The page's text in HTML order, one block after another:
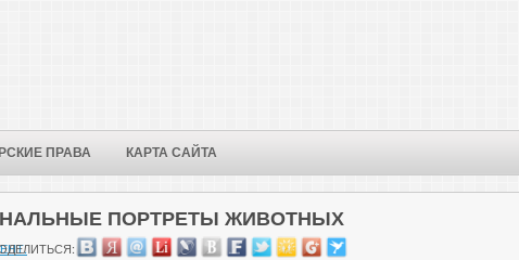
ПРАВА КАРТА САЙТА
ПОРТРЕТЫ ЖИВОТНЫХ